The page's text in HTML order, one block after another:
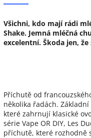
Všichni, kdo mají rádi
Shake. Jemná mléčná
excelentní. Škoda jen,
Příchutě od
několika řadách.
které zahrnují klasické
série Vape OR DIY, Les
příchutě, které rozhodně